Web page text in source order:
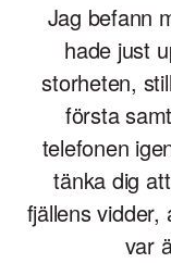
Jag befann
hade just
storheten,
första
telefonen
tänka dig
fjällens vidder,
var